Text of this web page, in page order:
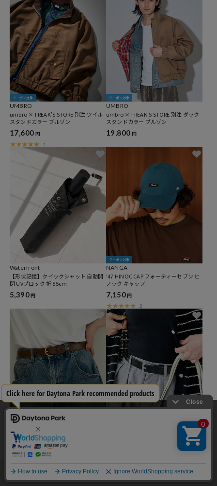
クーポン対象
UMBRO
umbro × FREAK'S STORE 別注 ツイル
スタンドカラー ブルゾン
17,600 円
1
クーポン対象
UMBRO
umbro × FREAK'S STORE 別注 ダック
スタンドカラー ブルゾン
19,800 円
Waterfront
【形状記憶】クイックシャット 自動開
閉 UVブロック 折 55cm
5,390円
クーポン対象
NANGA
'47 HINOC CAP フォーティーセブン ヒ
ノック キャップ
7,150円
2
クーポン対象
FREAK'S STORE
マルバックル ベルト
3,300 円
メニュー スタイリング 探す お気に入り カート
当サイトでは利用体験の向上およびコンテンツの最適な提供、トラフィック
の分析を目的としてCookieを使用しています。
サイトの閲覧を継続された場合、Cookieの利用に同意したことものといたし
ます。
詳細についてはプライバシーポリシー
承諾する